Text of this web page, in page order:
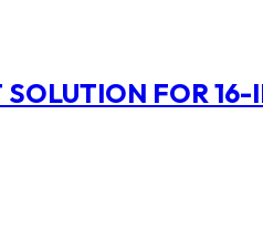
SOLUTION FOR 16-